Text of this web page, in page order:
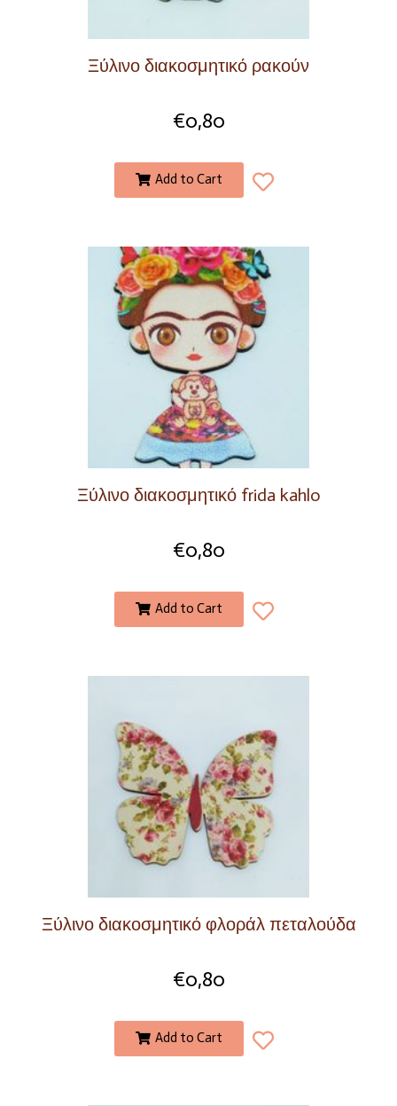
Ξύλινο διακοσμητικό ρακούν
€0,80
Add to Cart
Ξύλινο διακοσμητικό frida kahlo
€0,80
Add to Cart
Ξύλινο διακοσμητικό φλοράλ πεταλούδα
€0,80
Add to Cart